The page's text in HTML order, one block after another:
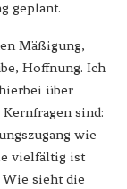
geplant.
Mäßigung,
Hoffnung. Ich
über
sind:
wie
vielfältig ist
sieht die